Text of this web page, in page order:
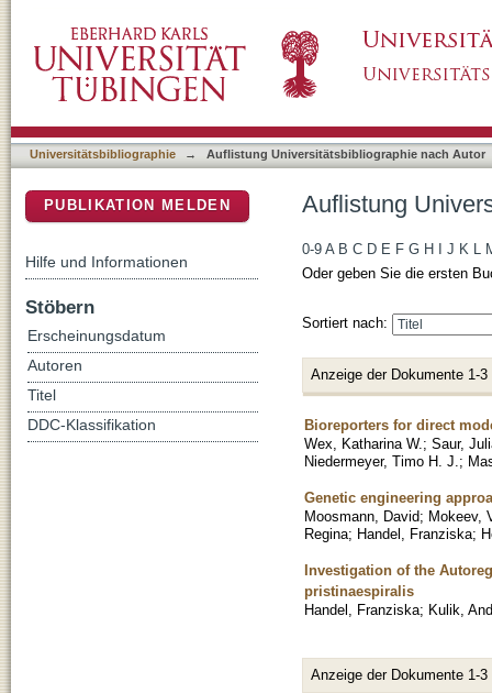
Universitätsbibliographie → Auflistung Universitätsbibliographie nach Autor
Auflistung
0-9 A B C D E F G H J K L
Oder geben Sie die ersten
Sortiert nach:
Anzeige der Dokumente 1-3
Bioreporters for direct
Wex, Katharina W. ; Saur,
Niedermeyer, Timo H. J. ;
Genetic engineering
Moosmann, David; Mokeev,
Regina; Handel, Franziska;
Investigation of the
pristinaespiralis
Handel, Franziska; Kulik,
Anzeige der Dokumente 1-3
PUBLIKATION MELDEN
Hilfe und Informationen
Stöbern
Erscheinungsdatum
Autoren
Titel
DDC-Klassifikation